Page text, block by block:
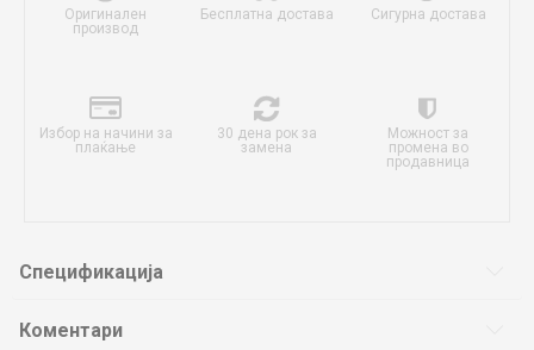
Оригинален
производ
Бесплатна достава Сигурна достава
Избор на начини за
плаќање
30 дена рок за
замена
Можност за
промена во
продавница
Спецификација
Коментари